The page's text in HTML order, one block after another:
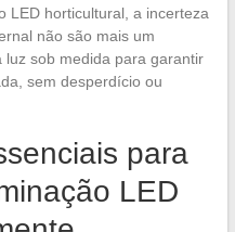
LED horticultural, a incerteza
não são mais um
sob medida para garantir
sem desperdício ou
para
LED